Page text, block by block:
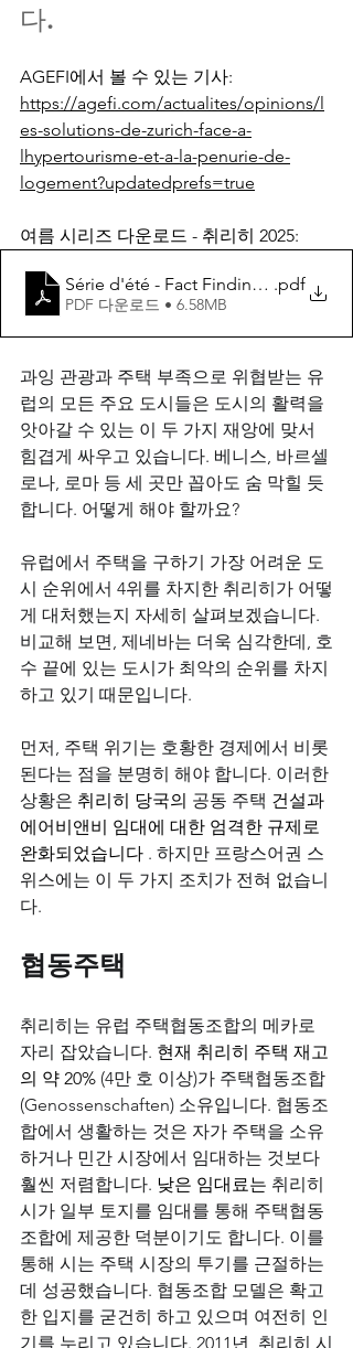
다.
AGEFI에서 볼 수 있는 기사:
https://agefi.com/actualites/opinions/l
es-solutions-de-zurich-face-a-
lhypertourisme-et-a-la-penurie-de-
logement?updatedprefs=true
여름 시리즈 다운로드 - 취리히 2025:
Série d'été - Fact Finding Mission
.pdf
PDF 다운로드 • 6.58MB
과잉 관광과 주택 부족으로 위협받는 유
럽의 모든 주요 도시들은 도시의 활력을
앗아갈 수 있는 이 두 가지 재앙에 맞서
힘겹게 싸우고 있습니다. 베니스, 바르셀
로나, 로마 등 세 곳만 꼽아도 숨 막힐 듯
합니다. 어떻게 해야 할까요?
유럽에서 주택을 구하기 가장 어려운 도
시 순위에서 4위를 차지한 취리히가 어떻
게 대처했는지 자세히 살펴보겠습니다.
비교해 보면, 제네바는 더욱 심각한데, 호
수 끝에 있는 도시가 최악의 순위를 차지
하고 있기 때문입니다.
먼저, 주택 위기는 호황한 경제에서 비롯
된다는 점을 분명히 해야 합니다. 이러한
상황은 취리히 당국의 공동 주택 건설과
에어비앤비 임대에 대한 엄격한 규제로
완화되었습니다 . 하지만 프랑스어권 스
위스에는 이 두 가지 조치가 전혀 없습니
다.
협동주택
취리히는 유럽 주택협동조합의 메카로
자리 잡았습니다. 현재 취리히 주택 재고
의 약 20% (4만 호 이상)가 주택협동조합
(Genossenschaften) 소유입니다. 협동조
합에서 생활하는 것은 자가 주택을 소유
하거나 민간 시장에서 임대하는 것보다
훨씬 저렴합니다. 낮은 임대료는 취리히
시가 일부 토지를 임대를 통해 주택협동
조합에 제공한 덕분이기도 합니다. 이를
통해 시는 주택 시장의 투기를 근절하는
데 성공했습니다. 협동조합 모델은 확고
한 입지를 굳건히 하고 있으며 여전히 인
기를 누리고 있습니다. 2011년, 취리히 시